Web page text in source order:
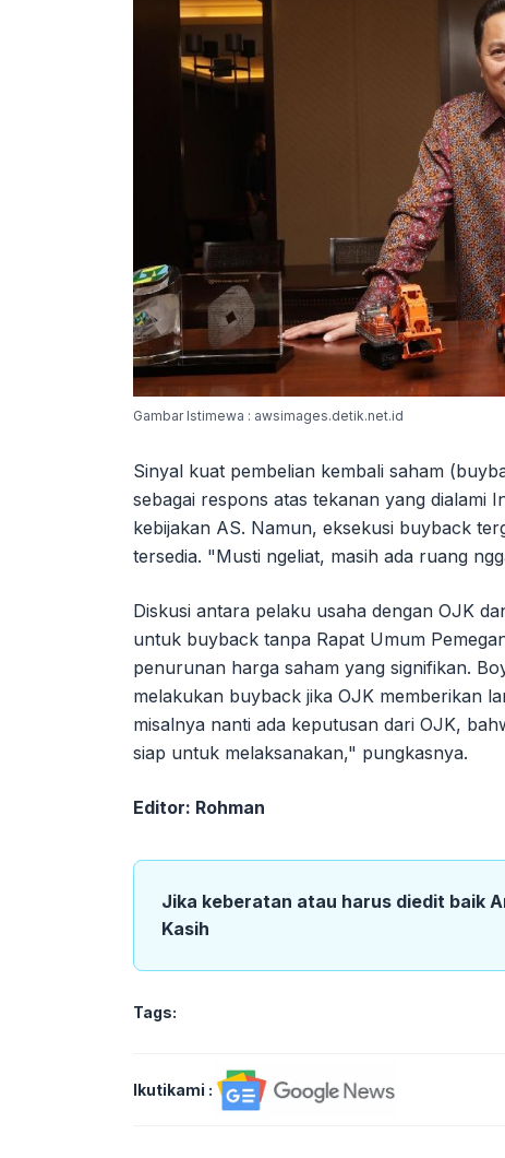
Gambar Istimewa : awsimages.detik.net.id
Sinyal kuat pembelian kembali saham
sebagai respons atas tekanan yang dialami
kebijakan AS. Namun, eksekusi buyback
tersedia. "Musti ngeliat, masih ada ruang
Diskusi antara pelaku usaha dengan OJK
untuk buyback tanpa Rapat Umum
penurunan harga saham yang signifikan.
melakukan buyback jika OJK memberikan
misalnya nanti ada keputusan dari OJK,
siap untuk melaksanakan," pungkasnya.
Editor: Rohman
Jika keberatan atau harus diedit baik
Kasih
Tags:
Ikutikami :